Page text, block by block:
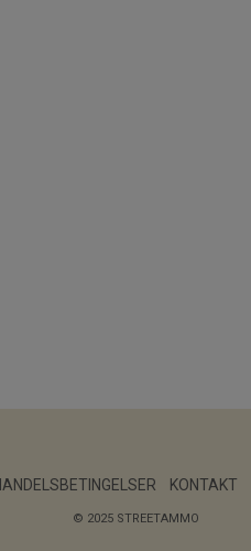
KONTAKT
© 2025 STREETAMMO